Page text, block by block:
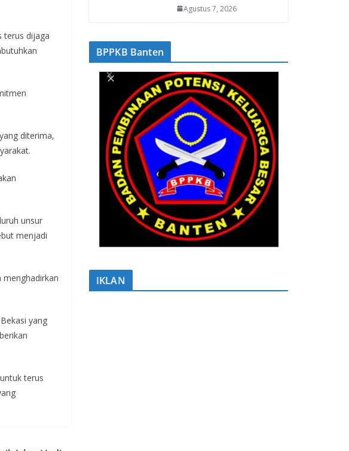
terus dijaga
diterima,
unsur
menjadi
yang
terus
Agustus 7, 2026
BPPKB Banten
IKLAN